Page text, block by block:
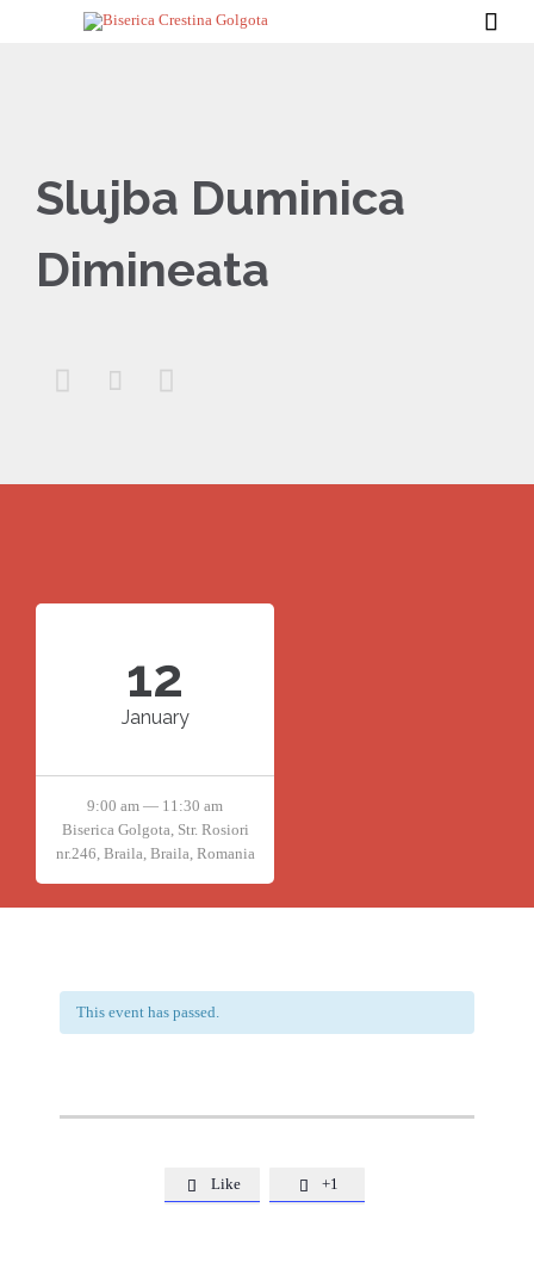

Slujba Duminica
Dimineata
  
12
January
9:00 am — 11:30 am
Biserica Golgota, Str. Rosiori
nr.246, Braila, Braila, Romania
This event has passed.
 Like  +1